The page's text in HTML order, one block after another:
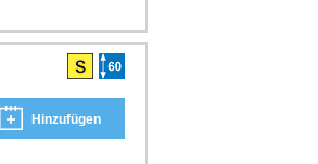
Hinzufügen